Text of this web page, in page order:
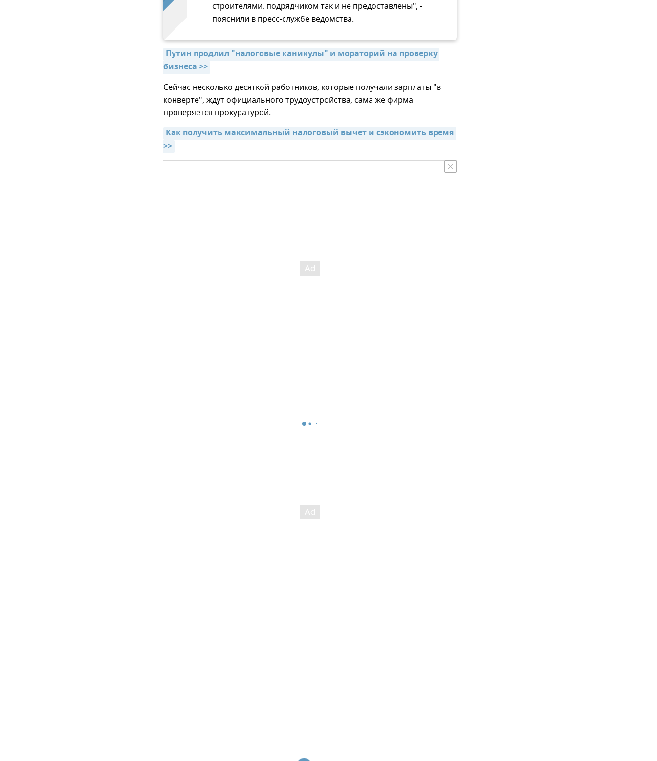
строителями, подрядчиком так и не предоставлены", -
пояснили в пресс-службе ведомства.
Путин продлил "налоговые каникулы" и мораторий на проверку
бизнеса >>
Сейчас несколько десяткой работников, которые получали зарплаты "в
конверте", ждут официального трудоустройства, сама же фирма
проверяется прокуратурой.
Как получить максимальный налоговый вычет и сэкономить время
>>